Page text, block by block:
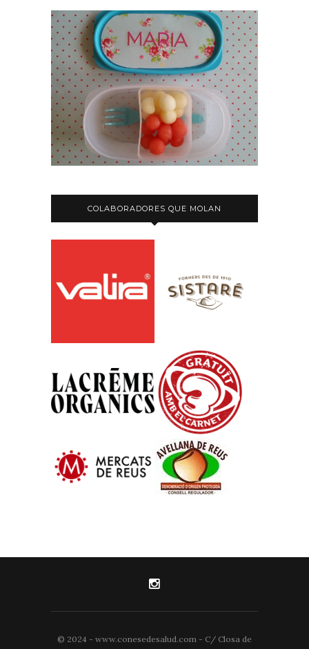
COLABORADORES QUE MOLAN
© 2024 - www.conesedesalud.com - C/ Closa de